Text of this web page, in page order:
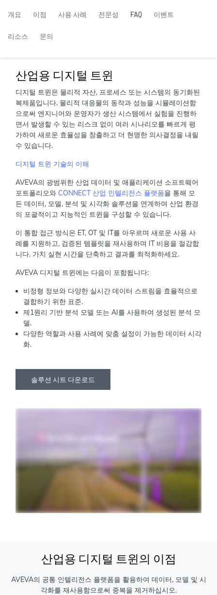
개요 이점 사용 사례 전문성 FAQ 이벤트
리소스 문의
산업용 디지털 트윈
디지털 트윈은 물리적 자산, 프로세스 또는 시스템의 동기화된
복제품입니다. 물리적 대응물의 동작과 성능을 시뮬레이션함
으로써 엔지니어와 운영자가 생산 시스템에서 실험을 진행하
면서 발생할 수 있는 리스크 없이 여러 시나리오를 빠르게 평
가하여 새로운 효율성을 창출하고 더 현명한 의사결정을 내릴
수 있습니다.
디지털 트윈 기술의 이해
AVEVA의 광범위한 산업 데이터 및 애플리케이션 소프트웨어
포트폴리오와 CONNECT 산업 인텔리전스 플랫폼을 통해 모
든 데이터, 모델, 분석 및 시각화 솔루션을 연계하여 산업 환경
의 포괄적이고 지능적인 트윈을 구성할 수 있습니다.
이 통합 접근 방식은 ET, OT 및 IT를 아우르며 새로운 사용 사
례를 지원하고, 검증된 템플릿을 재사용하며 IT 비용을 절감합
니다. 가치 실현 시간을 단축하고 결과를 최적화하세요.
AVEVA 디지털 트윈에는 다음이 포함됩니다:
비정형 정보와 다양한 실시간 데이터 스트림을 효율적으로
결합하기 위한 표준.
제1원리 기반 분석 모델 또는 AI를 사용하여 생성된 분석 모
델.
다양한 역할과 사용 사례에 맞춤 설정이 가능한 데이터 시각
화.
솔루션 시트 다운로드
산업용 디지털 트윈의 이점
AVEVA의 공통 인텔리전스 플랫폼을 활용하여 데이터, 모델 및 시
각화를 재사용함으로써 중복을 제거하십시오.